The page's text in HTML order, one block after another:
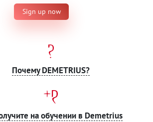
Sign up now
Почему DEMETRIUS?
на обучении в Demetrius